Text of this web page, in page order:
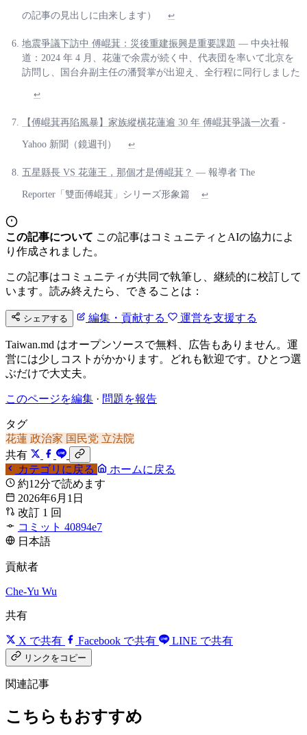
の記事の見出しに由来します） ↩
地震爭議下訪中 傅崐萁：災後重建振興是重要課題 — 中央社報
道：2024 年 4 月、花蓮で余震が続く中、代表団を率いて北京を
訪問し、国台弁副主任の潘賢掌が出迎え、全行程に同行しました
↩
【傅崐萁再陷風暴】家族縱橫花蓮逾 30 年 傅崐萁爭議一次看 -
Yahoo 新聞（鏡週刊） ↩
五星縣長 VS 花蓮王，那個才是傅崐萁？ — 報導者 The
Reporter「雙面傅崐萁」シリーズ形象篇 ↩
この記事について この記事はコミュニティとAIの協力によ
り作成されました。
この記事はコミュニティが共同で執筆し、継続的に校訂して
います。読み終えたら、できることは：
シェアする 編集・貢献する 運営を支援する
Taiwan.md はオープンソースで無料、広告もありません。運
営には少しコストがかかります。どれも歓迎です。ひとつ選
ぶだけで大丈夫。
このページを編集 · 問題を報告
タグ
花蓮 政治家 国民党 立法院
共有
カテゴリに戻る
ホームに戻る
約12分で読めます
2026年6月1日
改訂 1 回
コミット 40894e7
日本語
貢献者
Che-Yu Wu
共有
X で共有 Facebook で共有 LINE で共有
リンクをコピー
関連記事
こちらもおすすめ